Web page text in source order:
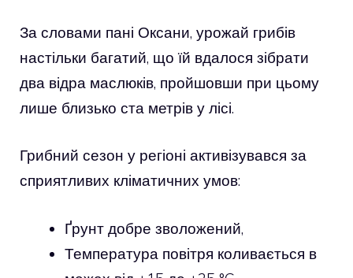
За словами пані Оксани, урожай грибів
настільки багатий, що їй вдалося зібрати
два відра маслюків, пройшовши при цьому
лише близько ста метрів у лісі.
Грибний сезон у регіоні активізувався за
сприятливих кліматичних умов:
Ґрунт добре зволожений,
Температура повітря коливається в